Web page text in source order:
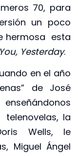
70, para
un poco
hermosa esta
Yesterday.
en el año
de José
la
Wells, le
Miguel Ángel